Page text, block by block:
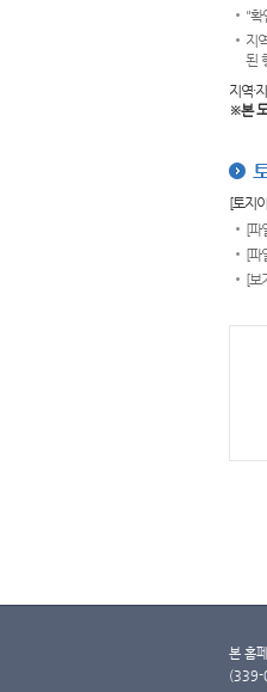
"확
지
된
지역·
※본
[토지
[파
[파
[보
본 홈
(339-